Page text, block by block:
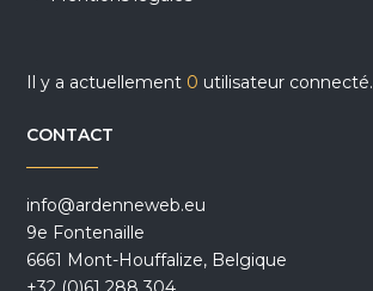
Il y a actuellement 0 utilisateur connecté.
CONTACT
info@ardenneweb.eu
9e Fontenaille
6661 Mont-Houffalize, Belgique